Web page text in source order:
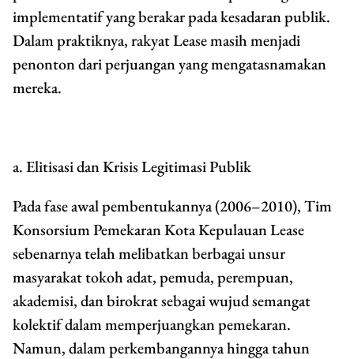
implementatif yang berakar pada kesadaran publik.
Dalam praktiknya, rakyat Lease masih menjadi
penonton dari perjuangan yang mengatasnamakan
mereka.
a. Elitisasi dan Krisis Legitimasi Publik
Pada fase awal pembentukannya (2006–2010), Tim
Konsorsium Pemekaran Kota Kepulauan Lease
sebenarnya telah melibatkan berbagai unsur
masyarakat tokoh adat, pemuda, perempuan,
akademisi, dan birokrat sebagai wujud semangat
kolektif dalam memperjuangkan pemekaran.
Namun, dalam perkembangannya hingga tahun